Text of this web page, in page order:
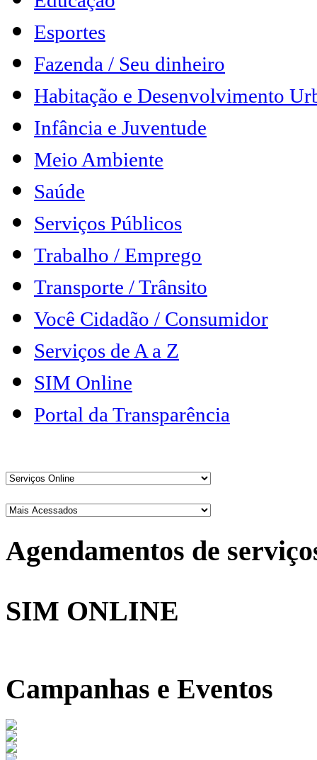
Esportes
Fazenda / Seu dinheiro
Habitação e Desenvolvimento
Infância e Juventude
Meio Ambiente
Saúde
Serviços Públicos
Trabalho / Emprego
Transporte / Trânsito
Você Cidadão / Consumidor
Serviços de A a Z
SIM Online
Portal da Transparência
Agendamentos de
SIM ONLINE
Campanhas e Eventos